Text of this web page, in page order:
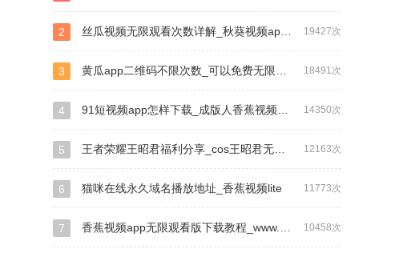
19427次
2 丝瓜视频无限观看次数详解_秋葵视频app污下载
18491次
3 黄瓜app二维码不限次数_可以免费无限看污视频的软件
14350次
4 91短视频app怎样下载_成版人香蕉视频app破解版
12163次
5 王者荣耀王昭君福利分享_cos王昭君无遮挡图片_午夜神器18以下不能进
11773次
6 猫咪在线永久域名播放地址_香蕉视频lite
10458次
7 香蕉视频app无限观看版下载教程_www.ta7.app.com